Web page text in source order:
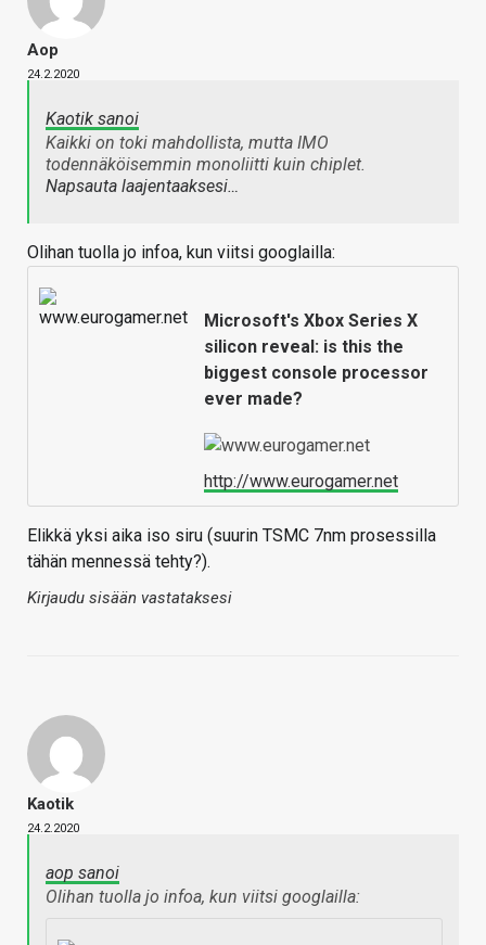
Aop
24.2.2020
Kaotik sanoi
Kaikki on toki mahdollista, mutta IMO
todennäköisemmin monoliitti kuin chiplet.
Napsauta laajentaaksesi…
Olihan tuolla jo infoa, kun viitsi googlailla:
Microsoft's Xbox Series X
silicon reveal: is this the
biggest console processor
ever made?
http://www.eurogamer.net
Elikkä yksi aika iso siru (suurin TSMC 7nm prosessilla
tähän mennessä tehty?).
Kirjaudu sisään vastataksesi
Kaotik
24.2.2020
aop sanoi
Olihan tuolla jo infoa, kun viitsi googlailla: